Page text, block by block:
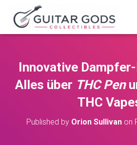
Innovative
Alles über THC Pen
THC
Published by Orion Sullivan on